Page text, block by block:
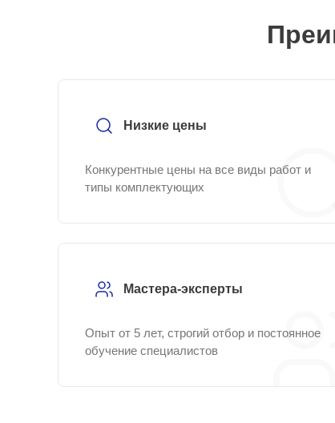
Низкие цены
Конкурентные цены на все виды работ и
типы комплектующих
Мастера-эксперты
Опыт от 5 лет, строгий отбор и постоянное
обучение специалистов